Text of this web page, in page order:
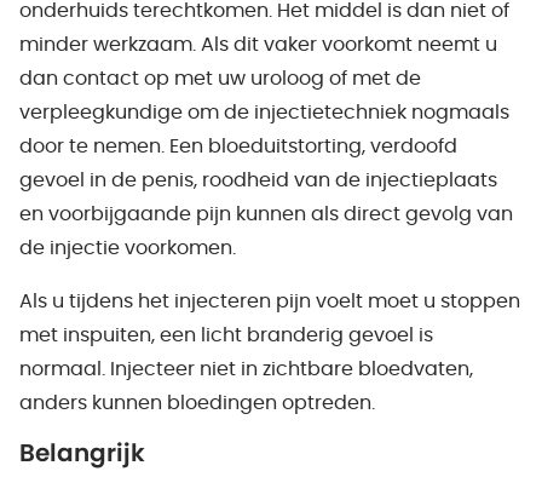
onderhuids terechtkomen. Het middel is dan niet of
minder werkzaam. Als dit vaker voorkomt neemt u
dan contact op met uw uroloog of met de
verpleegkundige om de injectietechniek nogmaals
door te nemen. Een bloeduitstorting, verdoofd
gevoel in de penis, roodheid van de injectieplaats
en voorbijgaande pijn kunnen als direct gevolg van
de injectie voorkomen.
Als u tijdens het injecteren pijn voelt moet u stoppen
met inspuiten, een licht branderig gevoel is
normaal. Injecteer niet in zichtbare bloedvaten,
anders kunnen bloedingen optreden.
Belangrijk